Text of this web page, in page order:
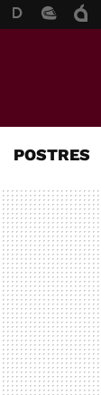
POSTRES